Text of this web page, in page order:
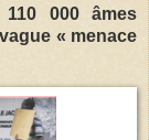
000 âmes
« menace